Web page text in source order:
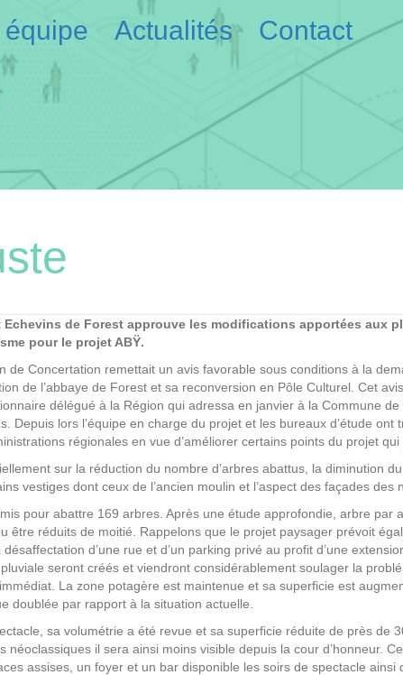
équipe Actualités Contact
de Forest approuve les modifications apportées aux
pour le projet ABŸ.
de Concertation remettait un avis favorable sous conditions à la
de l’abbaye de Forest et sa reconversion en Pôle Culturel. Cet
délégué à la Région qui adressa en janvier à la Commune
Depuis lors l’équipe en charge du projet et les bureaux d’étude ont
régionales en vue d’améliorer certains points du projet qui
sur la réduction du nombre d’arbres abattus, la diminution
vestiges dont ceux de l’ancien moulin et l’aspect des façades des
pour abattre 169 arbres. Après une étude approfondie, arbre par
être réduits de moitié. Rappelons que le projet paysager prévoit
d’une rue et d’un parking privé au profit d’une
seront créés et viendront considérablement soulager la
La zone potagère est maintenue et sa superficie est
doublée par rapport à la situation actuelle.
sa volumétrie a été revue et sa superficie réduite de près de
néoclassiques il sera ainsi moins visible depuis la cour d’honneur.
assises, un foyer et un bar disponible les soirs de spectacle ainsi